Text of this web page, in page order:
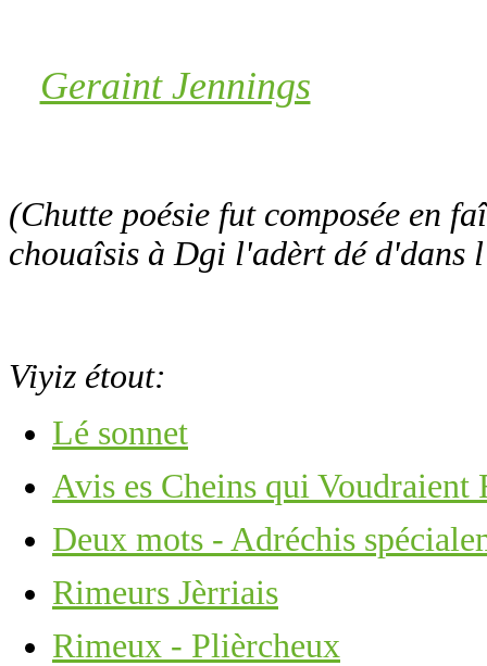
Geraint Jennings
(Chutte poésie fut composée en
chouaîsis à Dgi l'adèrt dé d'dans
Viyiz étout:
Lé sonnet
Avis es Cheins qui Voudraient
Deux mots - Adréchis
Rimeurs Jèrriais
Rimeux - Plièrcheux